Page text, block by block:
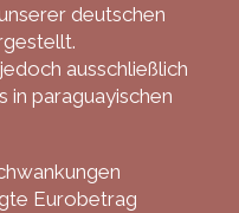
deutschen
ausschließlich
in paraguayischen
Eurobetrag